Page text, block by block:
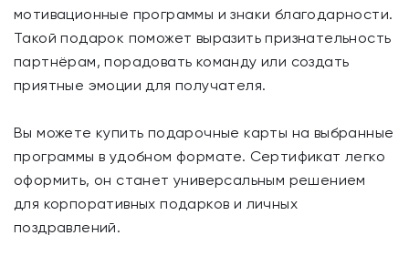
мотивационные программы и знаки благодарности.
Такой подарок поможет выразить признательность
партнёрам, порадовать команду или создать
приятные эмоции для получателя.
Вы можете купить подарочные карты на выбранные
программы в удобном формате. Сертификат легко
оформить, он станет универсальным решением
для корпоративных подарков и личных
поздравлений.